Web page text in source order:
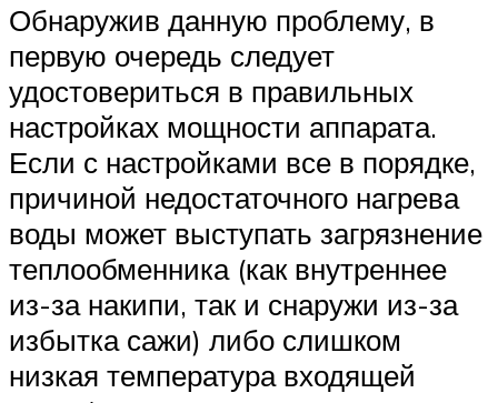
Обнаружив данную проблему, в
первую очередь следует
удостовериться в правильных
настройках мощности аппарата.
Если с настройками все в порядке,
причиной недостаточного нагрева
воды может выступать загрязнение
теплообменника (как внутреннее
из-за накипи, так и снаружи из-за
избытка сажи) либо слишком
низкая температура входящей